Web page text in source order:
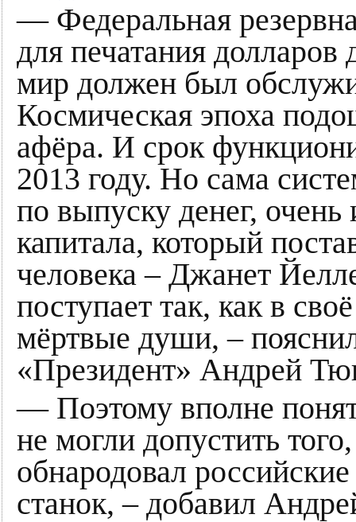
— Федеральная
для печатания долларов
мир должен был
Космическая эпоха
афёра. И срок
2013 году. Но сама
по выпуску денег, очень
капитала, который
человека – Джанет
поступает так, как в
мёртвые души, –
«Президент» Андрей
— Поэтому вполне
не могли допустить
обнародовал
станок, – добавил